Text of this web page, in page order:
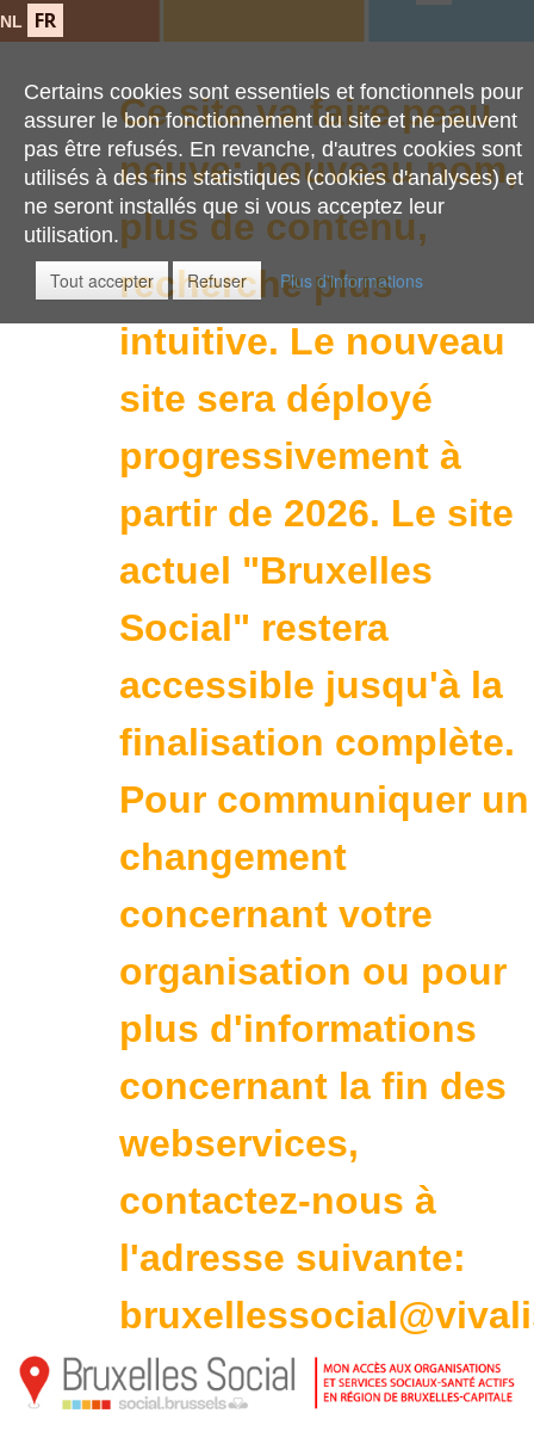
NL FR
Certains cookies sont essentiels et fonctionnels pour
assurer le bon fonctionnement du site et ne peuvent
pas être refusés. En revanche, d'autres cookies sont
utilisés à des fins statistiques (cookies d'analyses) et
ne seront installés que si vous acceptez leur
utilisation.
Tout accepter
Refuser Plus d'informations
Ce site va faire peau
neuve: nouveau nom,
plus de contenu,
recherche plus
intuitive. Le nouveau
site sera déployé
progressivement à
partir de 2026. Le site
actuel "Bruxelles
Social" restera
accessible jusqu'à la
finalisation complète.
Pour communiquer un
changement
concernant votre
organisation ou pour
plus d'informations
concernant la fin des
webservices,
contactez-nous à
l'adresse suivante: